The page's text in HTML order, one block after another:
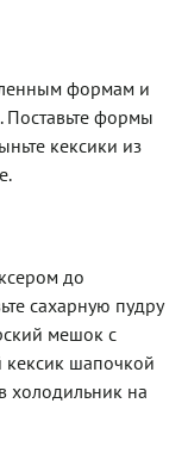
формам и
Поставьте формы
кексики из
до
сахарную пудру
мешок с
кексик шапочкой
холодильник на